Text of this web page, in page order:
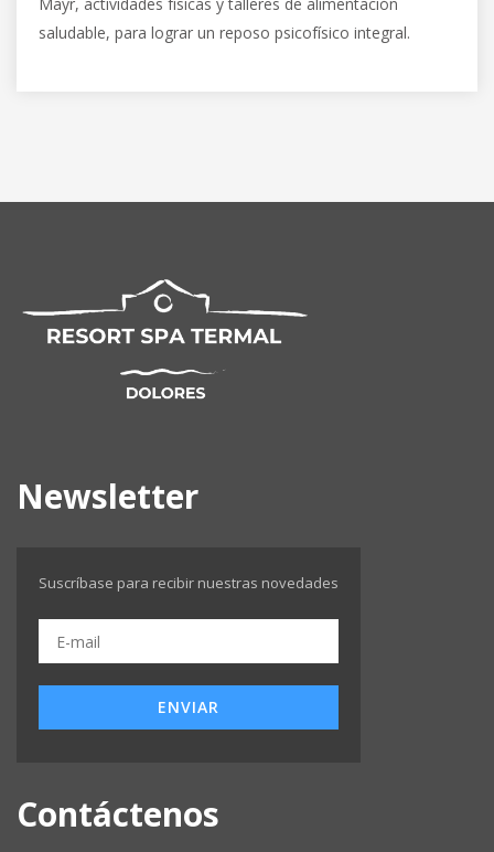
saludable, para lograr un reposo psicofísico integral.
Newsletter
Suscríbase para recibir nuestras novedades
ENVIAR
Contáctenos